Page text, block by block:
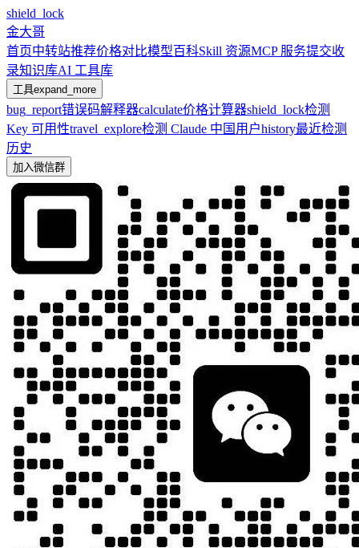
shield_lock
金大哥
首页中转站推荐价格对比模型百科Skill 资源MCP 服务提交收
录知识库AI 工具库
工具expand_more
bug_report错误码解释器calculate价格计算器shield_lock检测
Key 可用性travel_explore检测 Claude 中国用户history最近检测
历史
加入微信群